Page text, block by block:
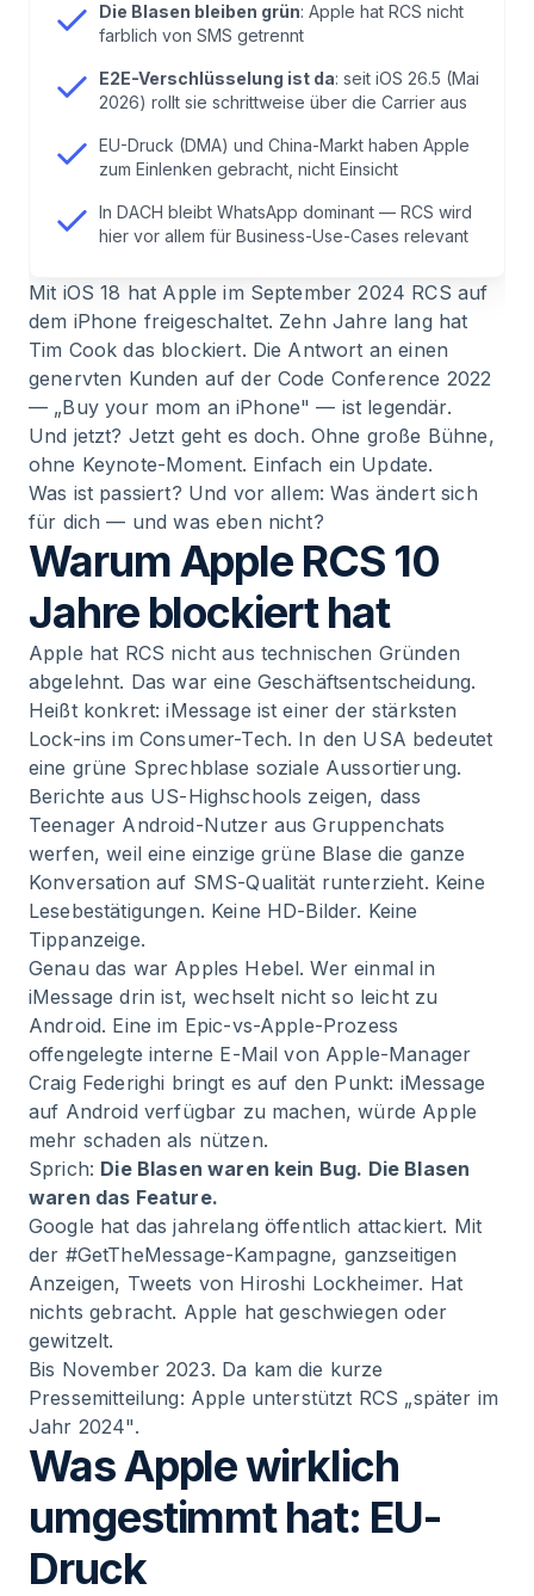
Was sich NICHT ändert: Die Blasen bleiben
grün
. Warum das in DACH trotzdem fast niemanden
interessiert
RCS Business Messaging: Wo es für
7 Was als Nächstes kommt
8 .Fazit: Für DACH-Brands ändert RCS auf dem
iPhone wenig — noch
9. FAQ
Die Blasen bleiben grün: Apple hat RCS nicht
farblich von SMS getrennt
E2E-Verschlüsselung ist da: seit iOS 26.5 (Mai
2026) rollt sie schrittweise über die Carrier aus
EU-Druck (DMA) und China-Markt haben Apple
zum Einlenken gebracht, nicht Einsicht
In DACH bleibt WhatsApp dominant — RCS wird
hier vor allem für Business-Use-Cases relevant
Mit iOS 18 hat Apple im September 2024 RCS auf
dem iPhone freigeschaltet. Zehn Jahre lang hat
Tim Cook das blockiert. Die Antwort an einen
genervten Kunden auf der Code Conference 2022
— „Buy your mom an iPhone" — ist legendär.
Und jetzt? Jetzt geht es doch. Ohne große Bühne,
ohne Keynote-Moment. Einfach ein Update.
Was ist passiert? Und vor allem: Was ändert sich
für dich — und was eben nicht?
Warum Apple RCS 10
Jahre blockiert hat
Apple hat RCS nicht aus technischen Gründen
abgelehnt. Das war eine Geschäftsentscheidung.
Heißt konkret: iMessage ist einer der stärksten
Lock-ins im Consumer-Tech. In den USA bedeutet
eine grüne Sprechblase soziale Aussortierung.
Berichte aus US-Highschools zeigen, dass
Teenager Android-Nutzer aus Gruppenchats
werfen, weil eine einzige grüne Blase die ganze
Konversation auf SMS-Qualität runterzieht. Keine
Lesebestätigungen. Keine HD-Bilder. Keine
Tippanzeige.
Genau das war Apples Hebel. Wer einmal in
iMessage drin ist, wechselt nicht so leicht zu
Android. Eine im Epic-vs-Apple-Prozess
offengelegte interne E-Mail von Apple-Manager
Craig Federighi bringt es auf den Punkt: iMessage
auf Android verfügbar zu machen, würde Apple
mehr schaden als nützen.
Sprich: Die Blasen waren kein Bug. Die Blasen
waren das Feature.
Google hat das jahrelang öffentlich attackiert. Mit
der #GetTheMessage-Kampagne, ganzseitigen
Anzeigen, Tweets von Hiroshi Lockheimer. Hat
nichts gebracht. Apple hat geschwiegen oder
gewitzelt.
Bis November 2023. Da kam die kurze
Pressemitteilung: Apple unterstützt RCS „später im
Jahr 2024".
Was Apple wirklich
umgestimmt hat: EU-
Druck